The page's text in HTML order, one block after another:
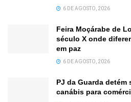
6 DE AGOSTO, 2026
Feira Moçárabe de
século X onde
em paz
6 DE AGOSTO, 2026
PJ da Guarda
canábis para